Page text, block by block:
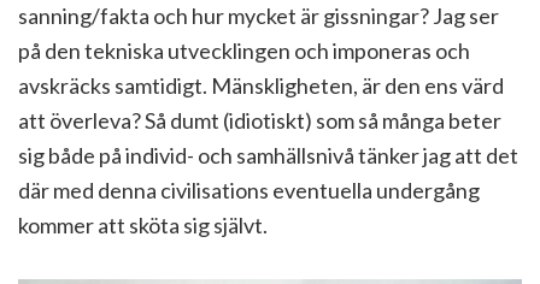
sanning/fakta och hur mycket är gissningar? Jag ser
på den tekniska utvecklingen och imponeras och
avskräcks samtidigt. Mänskligheten, är den ens värd
att överleva? Så dumt (idiotiskt) som så många beter
sig både på individ- och samhällsnivå tänker jag att det
där med denna civilisations eventuella undergång
kommer att sköta sig självt.